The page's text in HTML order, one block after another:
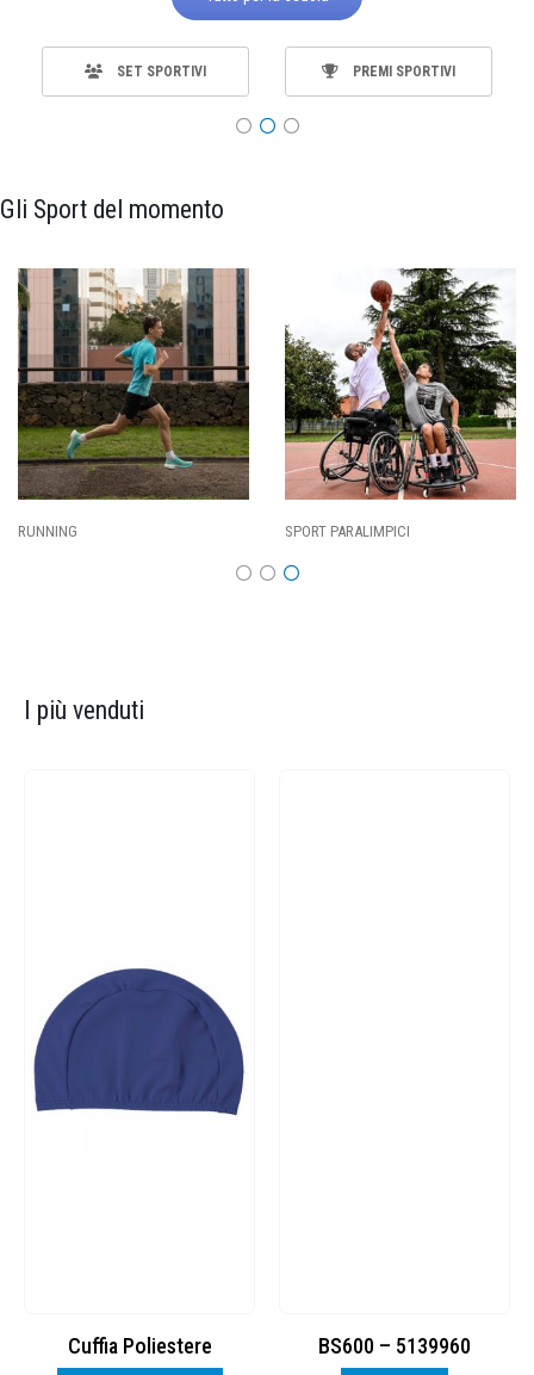
SET SPORTIVI PREMI SPORTIVI
Gli Sport del momento
PARALIMPICI CALCIO
I più venduti
Cuffia Poliestere BS600 – 5139960